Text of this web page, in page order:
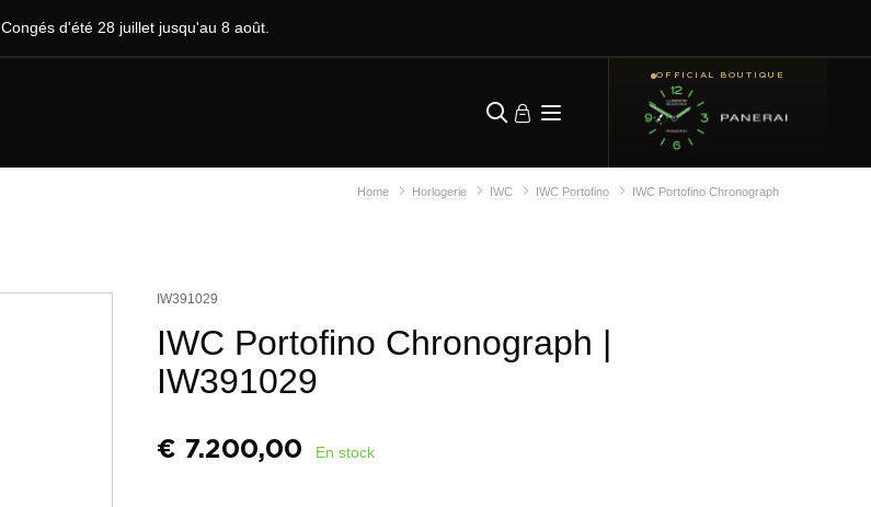
Congés d'été 28 juillet jusqu'au 8 août.
OFFICIAL BOUTIQUE
Home Horlogerie IWC IWC Portofino IWC Portofino Chronograph
IW391029
IWC Portofino Chronograph |
IW391029
€ 7.200,00 En stock